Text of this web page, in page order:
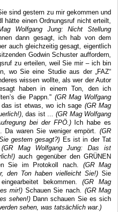
sind gestern zu mir gekommen und
hätte einen Ordnungsruf nicht erteilt,
Wolfgang Jung: Nicht Stellung
dann gesagt, ich hab von dem
auch gleichzeitig gesagt, eigentlich
Godwin Schuster auffordern,
zu erteilen, weil Sie mir – ich bin
wo Sie eine Studie aus der „FAZ“
wissen wollte, als wer der Autor
haben in einem Ton, den ich
die Pappn." (GR Mag Wolfgang
ist etwas, wo ich sage (GR Mag
, das ist ... (GR Mag Wolfgang
bei der FPÖ.)Ich habe es
Da waren Sie weniger empört. (GR
gestern gesagt?) Es ist in der Tat
(GR Mag Wolfgang Jung: Das ist
auch gegenüber den GRÜNEN
Sie im Protokoll nach. (GR Mag
den Ton haben vielleicht Sie!)Sie
bekommen. (GR Mag
mir!) Schauen Sie nach. (GR Mag
sehen!) Dann schauen Sie es sich
sehen, was tatsächlich war.)